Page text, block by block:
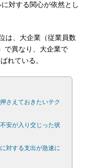
対する関心が依然とし
は、大企業（従業員数
で異なり、大企業で
れている。
さえておきたいテク
安が入り交じった状
対する支出が急速に